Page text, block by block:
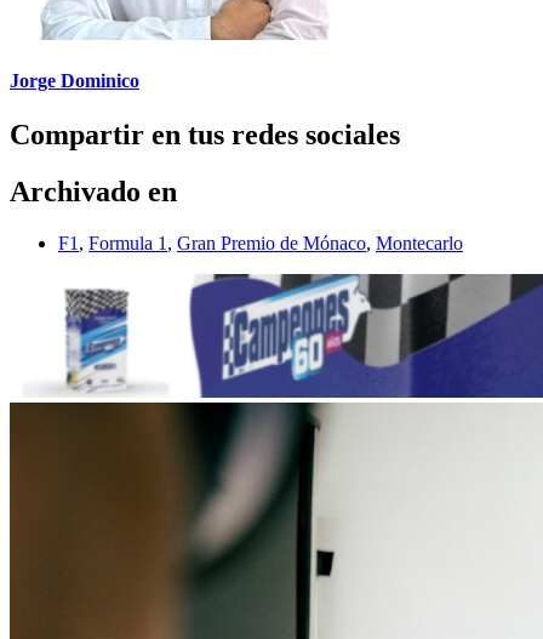
Jorge Dominico
Compartir en tus redes sociales
Archivado en
F1 , Formula 1 , Gran Premio de Mónaco, Montecarlo